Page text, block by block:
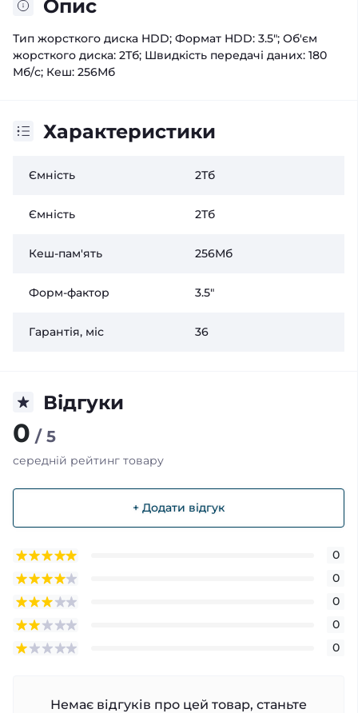
Опис
Тип жорсткого диска HDD; Формат HDD: 3.5"; Об'єм
жорсткого диска: 2Тб; Швидкість передачі даних: 180
Мб/с; Кеш: 256Мб
Характеристики
Ємність 2Тб
Ємність 2Тб
Кеш-пам'ять 256Мб
Форм-фактор 3.5"
Гарантія, міс 36
Відгуки
0 / 5
середній рейтинг товару
+ Додати відгук
0
0
0
0
0
Немає відгуків про цей товар, станьте